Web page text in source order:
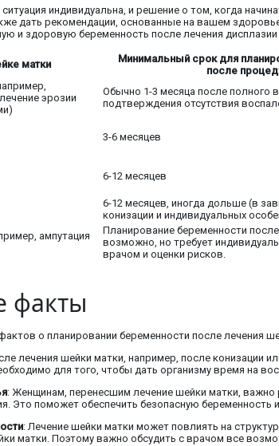
индивидуальна, и решение о том, когда
дать рекомендации, основанные на вашем
и здоровую беременность после лечения
матки
Минимальный срок для
после
эрозии
Обычно 1-3 месяца после полного
подтверждения отсутствия
3-6 месяцев
6-12 месяцев
6-12 месяцев, иногда дольше (в
конизации и индивидуальных
ампутация
Планирование беременности
возможно, но требует
врачом и оценки рисков.
факты
о планировании беременности после лечения
лечения шейки матки, например, после конизации
для того, чтобы дать организму время на
: Женщинам, перенесшим лечение шейки матки, важно
Это поможет обеспечить безопасную беременность
: Лечение шейки матки может повлиять на
матки. Поэтому важно обсудить с врачом все